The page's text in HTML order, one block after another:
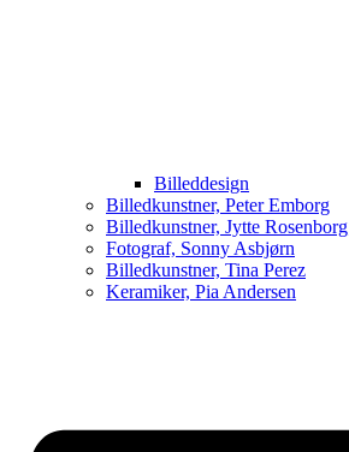
Billeddesign
Billedkunstner, Peter Emborg
Billedkunstner, Jytte Rosenborg
Fotograf, Sonny Asbjørn
Billedkunstner, Tina Perez
Keramiker, Pia Andersen